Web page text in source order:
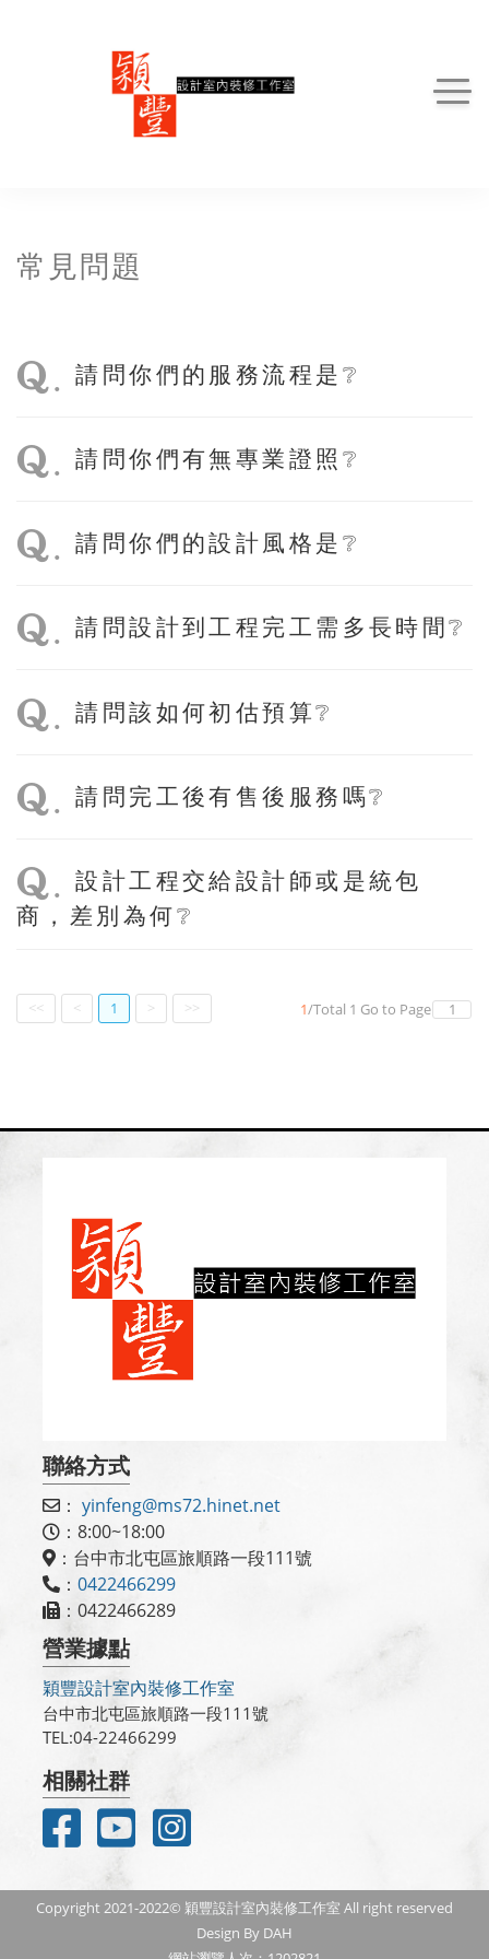
常見問題
請問你們的服務流程是❔
請問你們有無專業證照❔
. 請問你們的設計風格是❔
. 請問設計到工程完工需多長時間❔
請問該如何初估預算❔
請問完工後有售後服務嗎❔
. 設計工程交給設計師或是統包
商，差別為何❔
<< < 1 > >> 1/Total 1 Go to Page
聯絡方式
： yinfeng@ms72.hinet.net
：8:00~18:00
：台中市北屯區旅順路一段111號
： 0422466299
：0422466289
營業據點
穎豐設計室內裝修工作室
台中市北屯區旅順路一段111號
TEL:04-22466299
相關社群
Copyright 2021-2022© 穎豐設計室內裝修工作室 All right reserved
Design By DAH